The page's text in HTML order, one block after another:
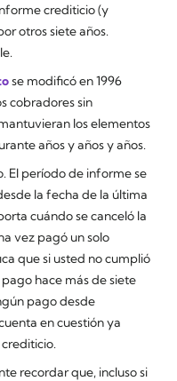
crediticio (y
otros siete años.
se modificó en 1996
cobradores sin
los elementos
años y años y años.
El período de informe se
la fecha de la última
cuándo se canceló la
vez pagó un solo
que si usted no cumplió
hace más de siete
pago desde
en cuestión ya
recordar que, incluso si